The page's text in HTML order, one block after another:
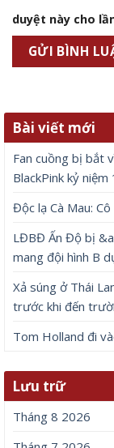
duyệt này cho
Bài viết mới
Fan cuồng bị bắt
BlackPink kỷ niệm
Độc lạ Cà Mau:
LĐBĐ Ấn Độ bị
mang đội hình B
Xả súng ở Thái
trước khi đến
Tom Holland đi
Lưu trữ
Tháng 8 2026